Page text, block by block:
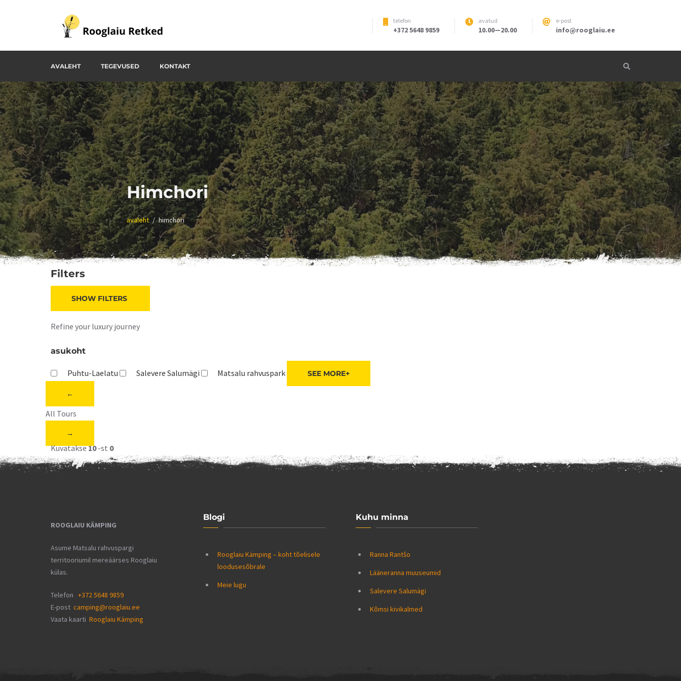
Rooglaiu Retked
telefon
+372 5648 9859
avatud
10.00—20.00
e-post
info@rooglaiu.ee
AVALEHT TEGEVUSED KONTAKT
Himchori
avaleht himchori
Filters
SHOW FILTERS
Refine your luxury journey
asukoht
Puhtu-Laelatu Salevere Salumägi Matsalu rahvuspark SEE MORE+
←
All Tours
→
Kuvatakse10-st 0
ROOGLAIU KÄMPING
Asume Matsalu rahvuspargi
territooriumil mereäärses Rooglaiu
külas.
Telefon +372 5648 9859
E-post camping@rooglaiu.ee
Vaata kaarti Rooglaiu Kämping
Blogi
Rooglaiu Kämping – koht tõelisele
loodusesõbrale
Meie lugu
Kuhu minna
Ranna Rantšo
Lääneranna muuseumid
Salevere Salumägi
Kõmsi kivikalmed